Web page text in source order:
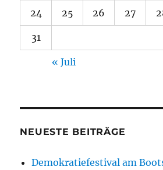
24 25 26 27
31
« Juli
NEUESTE BEITRÄGE
Demokratiefestival am